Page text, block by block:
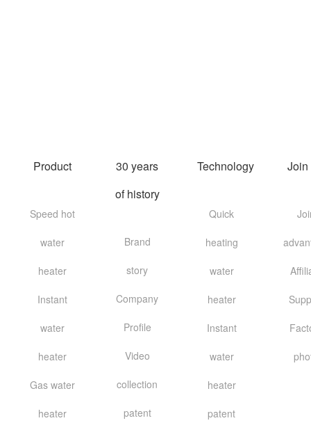
Product
Speed hot
water
heater
Instant
water
heater
Gas water
heater
30 years
of history
Brand
story
Company
Profile
Video
collection
patent
Technology
Quick
heating
water
heater
Instant
water
heater
patent